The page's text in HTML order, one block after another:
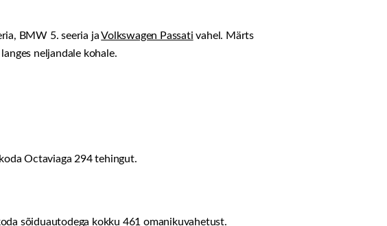
BMW 5. seeria jaVolkswagen Passati vahel. Märts
neljandale kohale.
Octaviaga 294 tehingut.
sõiduautodega kokku 461 omanikuvahetust.